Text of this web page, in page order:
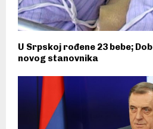
U Srpskoj rođene 23 bebe;
novog stanovnika